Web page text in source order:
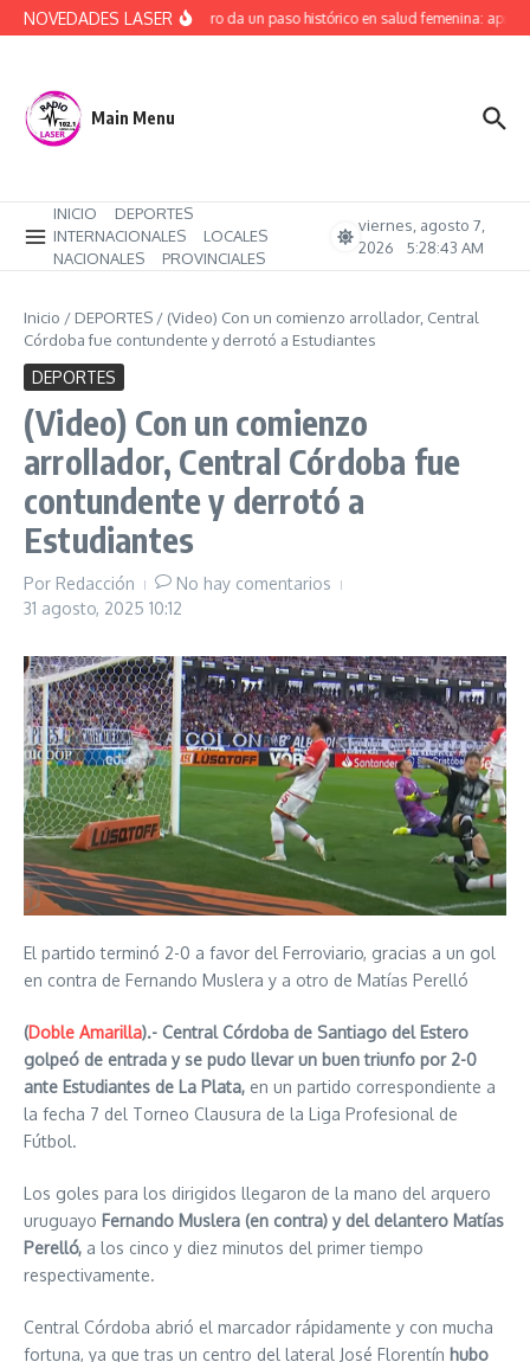
Saltar al contenido
NOVEDADES LASERRío Negro da un paso histórico en salud femenina:
Main Menu
INICIO
DEPORTES
INTERNACIONALES
LOCALES
NACIONALES
PROVINCIALES
viernes, agosto 7,
2026
5:28:44 AM
Inicio / DEPORTES / (Video) Con un comienzo arrollador, Central
Córdoba fue contundente y derrotó a Estudiantes
DEPORTES
(Video) Con un comienzo
arrollador, Central Córdoba fue
contundente y derrotó a
Estudiantes
Por Redacción
No hay comentarios
31 agosto, 2025 10:12
El partido terminó 2-0 a favor del Ferroviario, gracias a un gol
en contra de Fernando Muslera y a otro de Matías Perelló
(Doble Amarilla).- Central Córdoba de Santiago del Estero
golpeó de entrada y se pudo llevar un buen triunfo por 2-0
ante Estudiantes de La Plata, en un partido correspondiente a
la fecha 7 del Torneo Clausura de la Liga Profesional de
Fútbol.
Los goles para los dirigidos llegaron de la mano del arquero
uruguayo Fernando Muslera (en contra) y del delantero Matías
Perelló, a los cinco y diez minutos del primer tiempo
respectivamente.
Central Córdoba abrió el marcador rápidamente y con mucha
fortuna, ya que tras un centro del lateral José Florentín hubo